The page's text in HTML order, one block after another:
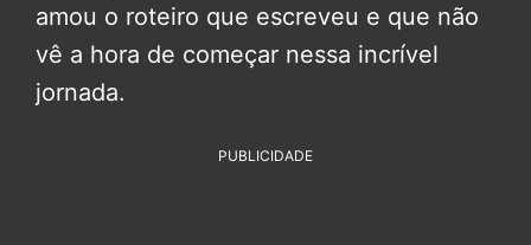
amou o roteiro que escreveu e que não
vê a hora de começar nessa incrível
jornada.
PUBLICIDADE